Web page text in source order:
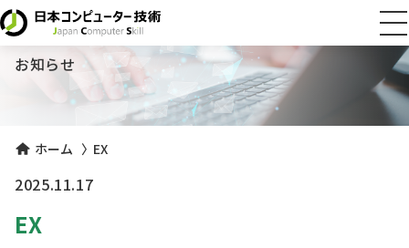
NEWS
お知らせ
ホーム 〉 EX
2025.11.17
EX